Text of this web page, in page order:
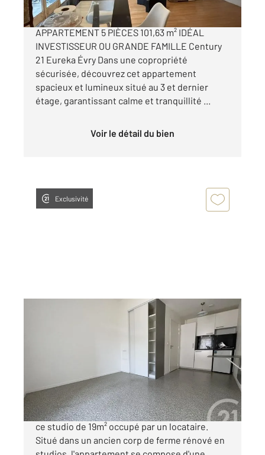
À VENDRE EVRY / SECTEUR DECAUVILLE
APPARTEMENT 5 PIÈCES 101,63 m² IDÉAL
INVESTISSEUR OU GRANDE FAMILLE Century
21 Eureka Évry Dans une copropriété
sécurisée, découvrez cet appartement
spacieux et lumineux situé au 3 et dernier
étage, garantissant calme et tranquillité ...
Voir le détail du bien
Exclusivité
Appartement F1 à vendre
67 000 €
Century 21 Eureka vous propose en exclusivité
ce studio de 19m² occupé par un locataire.
Situé dans un ancien corp de ferme rénové en